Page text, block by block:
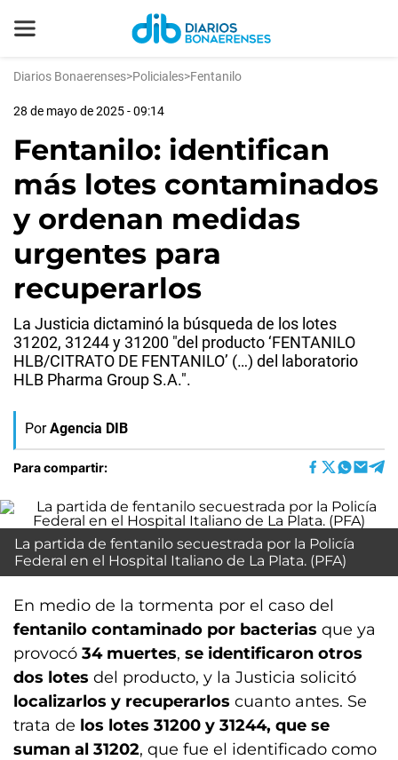
Diarios Bonaerenses>Policiales>Fentanilo
28 de mayo de 2025 - 09:14
Fentanilo: identifican
más lotes contaminados
y ordenan medidas
urgentes para
recuperarlos
La Justicia dictaminó la búsqueda de los lotes
31202, 31244 y 31200 "del producto ‘FENTANILO
HLB/CITRATO DE FENTANILO’ (…) del laboratorio
HLB Pharma Group S.A.".
Por Agencia DIB
Para compartir:
La partida de fentanilo secuestrada por la Policía
Federal en el Hospital Italiano de La Plata. (PFA)
En medio de la tormenta por el caso del
fentanilo contaminado por bacterias que ya
provocó 34 muertes, se identificaron otros
dos lotes del producto, y la Justicia solicitó
localizarlos y recuperarlos cuanto antes. Se
trata de los lotes 31200 y 31244, que se
suman al 31202, que fue el identificado como